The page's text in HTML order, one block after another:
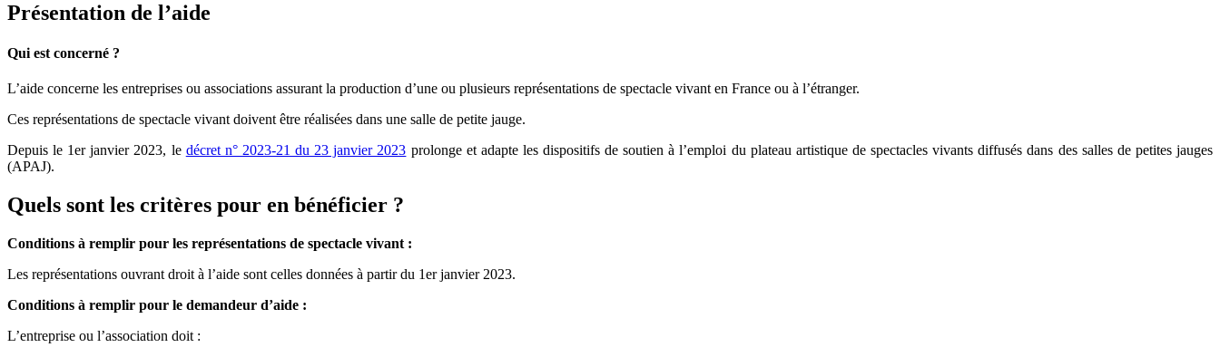
Présentation de l’aide
Qui est concerné ?
L’aide concerne les entreprises ou associations assurant la production d’une ou plusieurs représentations de spectacle vivant en France ou à l’étranger.
Ces représentations de spectacle vivant doivent être réalisées dans une salle de petite jauge.
Depuis le 1er janvier 2023, le décret n° 2023-21 du 23 janvier 2023 prolonge et adapte les dispositifs de soutien à l’emploi du plateau artistique de spectacles vivants diffusés dans des salles de petites jauges
(APAJ).
Quels sont les critères pour en bénéficier ?
Conditions à remplir pour les représentations de spectacle vivant :
Les représentations ouvrant droit à l’aide sont celles données à partir du 1er janvier 2023.
Conditions à remplir pour le demandeur d’aide :
L’entreprise ou l’association doit :